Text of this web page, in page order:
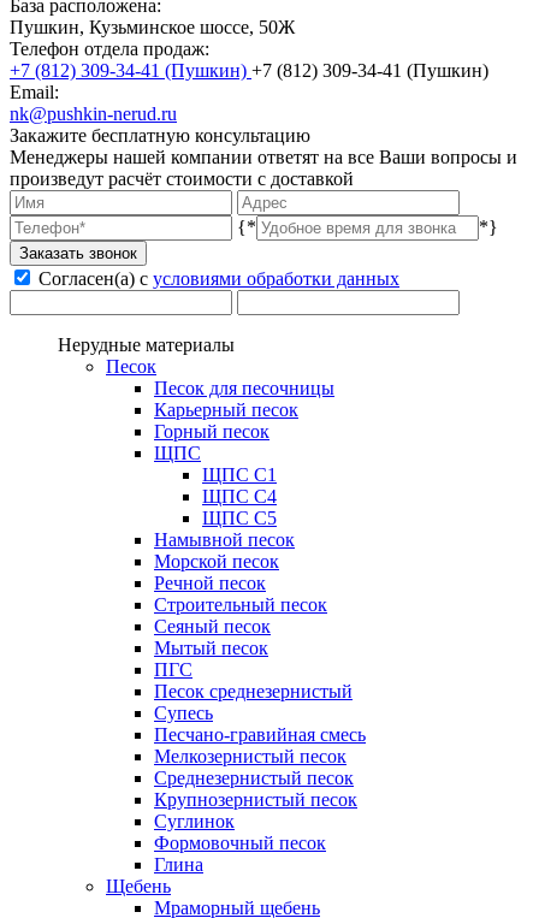
База расположена:
Пушкин, Кузьминское шоссе, 50Ж
Телефон отдела продаж:
(Пушкин)
(Пушкин)
Email:
nk@pushkin-nerud.ru
Закажите бесплатную консультацию
Менеджеры нашей компании ответят на все Ваши вопросы и
произведут расчёт стоимости с доставкой
{* *}
Заказать звонок
Согласен(а) с условиями обработки данных
Нерудные материалы
Песок
Песок для песочницы
Карьерный песок
Горный песок
ЩПС
ЩПС С1
ЩПС С4
ЩПС С5
Намывной песок
Морской песок
Речной песок
Строительный песок
Сеяный песок
Мытый песок
ПГС
Песок среднезернистый
Супесь
Песчано-гравийная смесь
Мелкозернистый песок
Среднезернистый песок
Крупнозернистый песок
Суглинок
Формовочный песок
Глина
Щебень
Мраморный щебень